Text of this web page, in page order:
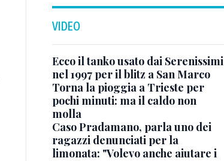
VIDEO
Ecco il tanko usato dai Serenissimi
nel 1997 per il blitz a San Marco
Torna la pioggia a Trieste per
pochi minuti: ma il caldo non
molla
Caso Pradamano, parla uno dei
ragazzi denunciati per la
limonata: "Volevo anche aiutare i